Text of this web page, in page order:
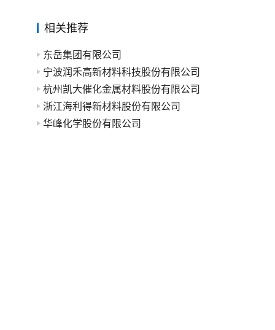
相关推荐
东岳集团有限公司
宁波润禾高新材料科技股份有限公司
杭州凯大催化金属材料股份有限公司
浙江海利得新材料股份有限公司
华峰化学股份有限公司